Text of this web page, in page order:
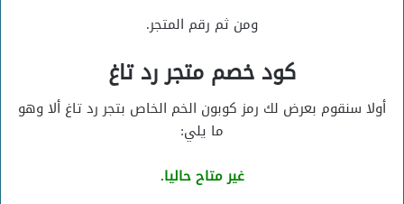
ومن ثم رقم المتجر.
كود خصم متجر رد تاغ
أولا سنقوم بعرض لك رمز كوبون الخم الخاص بتجر رد تاغ ألا وهو
ما يلي:
غير متاح حاليا.